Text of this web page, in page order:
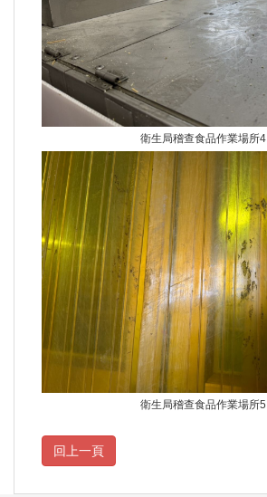
衛生局稽查食品作業場所4
衛生局稽查食品作業場所5